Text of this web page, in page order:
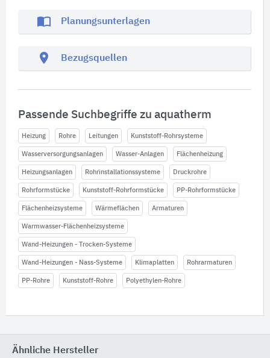
import_contacts Planungsunterlagen
location_on Bezugsquellen
Passende Suchbegriffe zu aquatherm
Heizung Rohre Leitungen Kunststoff-Rohrsysteme
Wasserversorgungsanlagen Wasser-Anlagen Flächenheizung
Heizungsanlagen Rohrinstallationssysteme Druckrohre
Rohrformstücke Kunststoff-Rohrformstücke PP-Rohrformstücke
Flächenheizsysteme Wärmeflächen Armaturen
Warmwasser-Flächenheizsysteme
Wand-Heizungen - Trocken-Systeme
Wand-Heizungen - Nass-Systeme Klimaplatten Rohrarmaturen
PP-Rohre Kunststoff-Rohre Polyethylen-Rohre
Ähnliche Hersteller